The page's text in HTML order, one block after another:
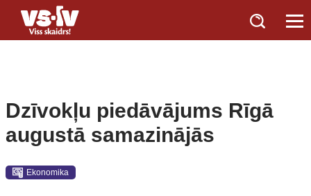
Dzīvokļu piedāvājums Rīgā
augustā samazinājās
Ekonomika